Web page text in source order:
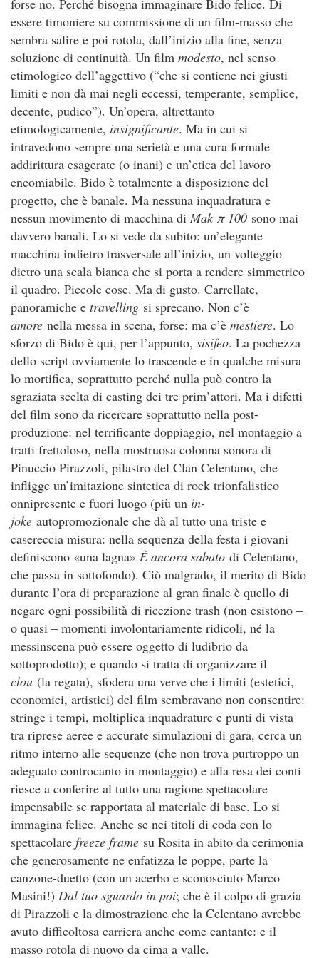
forse no. Perché bisogna immaginare Bido felice. Di
essere timoniere su commissione di un film-masso che
sembra salire e poi rotola, dall’inizio alla fine, senza
soluzione di continuità. Un film modesto, nel senso
etimologico dell’aggettivo (“che si contiene nei giusti
limiti e non dà mai negli eccessi, temperante, semplice,
decente, pudico”). Un’opera, altrettanto
etimologicamente, insignificante. Ma in cui si
intravedono sempre una serietà e una cura formale
addirittura esagerate (o inani) e un’etica del lavoro
encomiabile. Bido è totalmente a disposizione del
progetto, che è banale. Ma nessuna inquadratura e
nessun movimento di macchina di Mak π 100 sono mai
davvero banali. Lo si vede da subito: un’elegante
macchina indietro trasversale all’inizio, un volteggio
dietro una scala bianca che si porta a rendere simmetrico
il quadro. Piccole cose. Ma di gusto. Carrellate,
panoramiche e travelling si sprecano. Non c’è
amore nella messa in scena, forse: ma c’è mestiere. Lo
sforzo di Bido è qui, per l’appunto, sisifeo. La pochezza
dello script ovviamente lo trascende e in qualche misura
lo mortifica, soprattutto perché nulla può contro la
sgraziata scelta di casting dei tre prim’attori. Ma i difetti
del film sono da ricercare soprattutto nella post-
produzione: nel terrificante doppiaggio, nel montaggio a
tratti frettoloso, nella mostruosa colonna sonora di
Pinuccio Pirazzoli, pilastro del Clan Celentano, che
infligge un’imitazione sintetica di rock trionfalistico
onnipresente e fuori luogo (più un in-
joke autopromozionale che dà al tutto una triste e
casereccia misura: nella sequenza della festa i giovani
definiscono «una lagna» È ancora sabato di Celentano,
che passa in sottofondo). Ciò malgrado, il merito di Bido
durante l’ora di preparazione al gran finale è quello di
negare ogni possibilità di ricezione trash (non esistono –
o quasi – momenti involontariamente ridicoli, né la
messinscena può essere oggetto di ludibrio da
sottoprodotto); e quando si tratta di organizzare il
clou (la regata), sfodera una verve che i limiti (estetici,
economici, artistici) del film sembravano non consentire:
stringe i tempi, moltiplica inquadrature e punti di vista
tra riprese aeree e accurate simulazioni di gara, cerca un
ritmo interno alle sequenze (che non trova purtroppo un
adeguato controcanto in montaggio) e alla resa dei conti
riesce a conferire al tutto una ragione spettacolare
impensabile se rapportata al materiale di base. Lo si
immagina felice. Anche se nei titoli di coda con lo
spettacolare freeze frame su Rosita in abito da cerimonia
che generosamente ne enfatizza le poppe, parte la
canzone-duetto (con un acerbo e sconosciuto Marco
Masini!) Dal tuo sguardo in poi; che è il colpo di grazia
di Pirazzoli e la dimostrazione che la Celentano avrebbe
avuto difficoltosa carriera anche come cantante: e il
masso rotola di nuovo da cima a valle.